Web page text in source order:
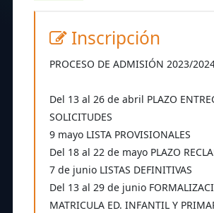
Inscripción
PROCESO DE ADMISIÓN 2023/
Del 13 al 26 de abril PLAZO
SOLICITUDES
9 mayo LISTA PROVISIONALES
Del 18 al 22 de mayo PLAZO
7 de junio LISTAS DEFINITIVAS
Del 13 al 29 de junio
MATRICULA ED. INFANTIL Y